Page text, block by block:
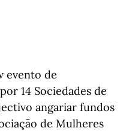
evento de
14 Sociedades de
angariar fundos
de Mulheres